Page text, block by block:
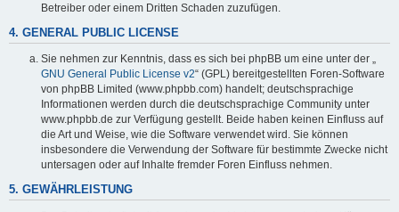
Betreiber oder einem Dritten Schaden zuzufügen.
4. GENERAL PUBLIC LICENSE
Sie nehmen zur Kenntnis, dass es sich bei phpBB um eine unter der „
GNU General Public License v2“ (GPL) bereitgestellten Foren-Software
von phpBB Limited (www.phpbb.com) handelt; deutschsprachige
Informationen werden durch die deutschsprachige Community unter
www.phpbb.de zur Verfügung gestellt. Beide haben keinen Einfluss auf
die Art und Weise, wie die Software verwendet wird. Sie können
insbesondere die Verwendung der Software für bestimmte Zwecke nicht
untersagen oder auf Inhalte fremder Foren Einfluss nehmen.
5. GEWÄHRLEISTUNG